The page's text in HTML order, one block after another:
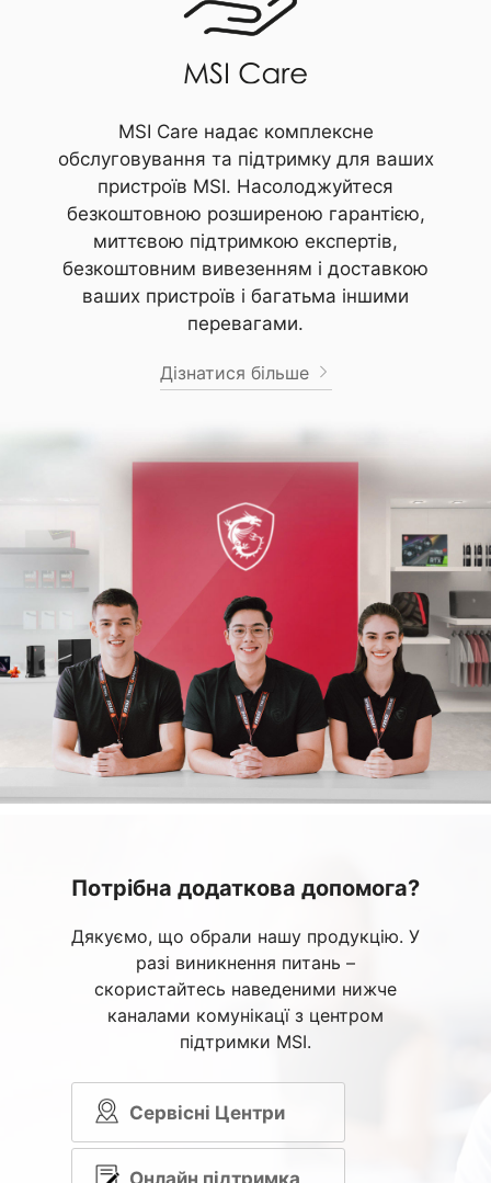
MSI Care надає комплексне
обслуговування та підтримку для ваших
пристроїв MSI. Насолоджуйтеся
безкоштовною розширеною гарантією,
миттєвою підтримкою експертів,
безкоштовним вивезенням і доставкою
ваших пристроїв і багатьма іншими
перевагами.
Дізнатися більше
Потрібна додаткова допомога?
Дякуємо, що обрали нашу продукцію. У
разі виникнення питань –
скористайтесь наведеними нижче
каналами комунікацї з центром
підтримки MSI.
Сервісні Центри
Онлайн підтримка